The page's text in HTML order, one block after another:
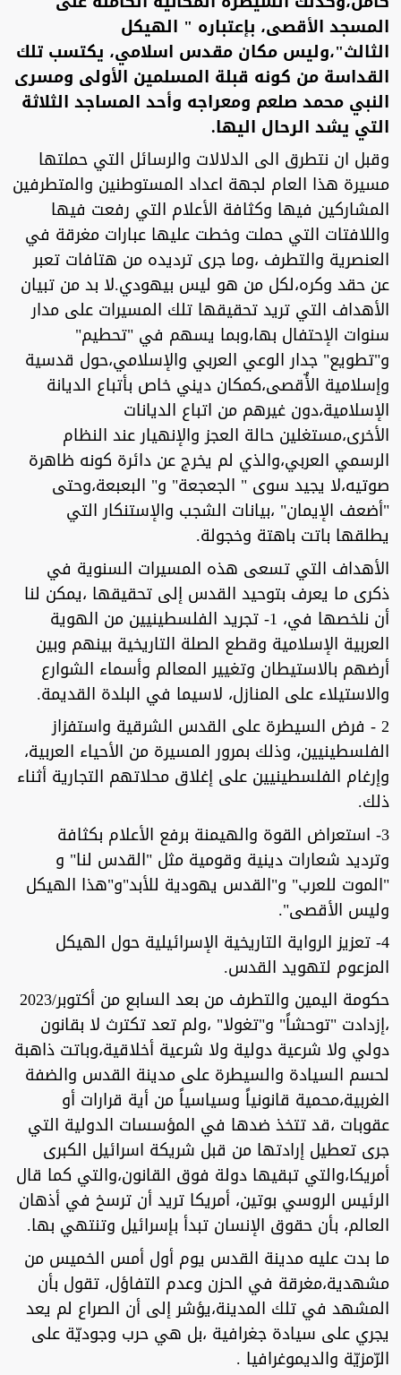
المسجد الأقصى، بإعتباره " الهيكل
الثالث"،وليس مكان مقدس اسلامي، يكتسب تلك
القداسة من كونه قبلة المسلمين الأولى ومسرى
النبي محمد صلعم ومعراجه وأحد المساجد الثلاثة
التي يشد الرحال اليها.
وقبل ان نتطرق الى الدلالات والرسائل التي حملتها
مسيرة هذا العام لجهة اعداد المستوطنين والمتطرفين
المشاركين فيها وكثافة الأعلام التي رفعت فيها
واللافتات التي حملت وخطت عليها عبارات مغرقة في
العنصرية والتطرف ،وما جرى ترديده من هتافات تعبر
عن حقد وكره،لكل من هو ليس بيهودي.لا بد من تبيان
الأهداف التي تريد تحقيقها تلك المسيرات على مدار
سنوات الإحتفال بها،وبما يسهم في "تحطيم"
و"تطويع" جدار الوعي العربي والإسلامي،حول قدسية
وإسلامية الأٌقصى،كمكان ديني خاص بأتباع الديانة
الإسلامية،دون غيرهم من اتباع الديانات
الأخرى،مستغلين حالة العجز والإنهيار عند النظام
الرسمي العربي،والذي لم يخرج عن دائرة كونه ظاهرة
صوتيه،لا يجيد سوى " الجعجعة" و" البعبعة،وحتى
"أضعف الإيمان" ،بيانات الشجب والإستنكار التي
يطلقها باتت باهتة وخجولة.
الأهداف التي تسعى هذه المسيرات السنوية في
ذكرى ما يعرف بتوحيد القدس إلى تحقيقها ،يمكن لنا
أن نلخصها في، 1- تجريد الفلسطينيين من الهوية
العربية الإسلامية وقطع الصلة التاريخية بينهم وبين
أرضهم بالاستيطان وتغيير المعالم وأسماء الشوارع
والاستيلاء على المنازل، لاسيما في البلدة القديمة.
2 - فرض السيطرة على القدس الشرقية واستفزاز
الفلسطينيين، وذلك بمرور المسيرة من الأحياء العربية،
وإرغام الفلسطينيين على إغلاق محلاتهم التجارية أثناء
ذلك.
3- استعراض القوة والهيمنة برفع الأعلام بكثافة
وترديد شعارات دينية وقومية مثل "القدس لنا" و
"الموت للعرب" و"القدس يهودية للأبد"و"هذا الهيكل
وليس الأقصى".
4- تعزيز الرواية التاريخية الإسرائيلية حول الهيكل
المزعوم لتهويد القدس.
حكومة اليمين والتطرف من بعد السابع من أكتوبر/2023
،إزدادت "توحشاً" و"تغولا" ،ولم تعد تكترث لا بقانون
دولي ولا شرعية دولية ولا شرعية أخلاقية،وباتت ذاهبة
لحسم السيادة والسيطرة على مدينة القدس والضفة
الغربية،محمية قانونياً وسياسياً من أية قرارات أو
عقوبات ،قد تتخذ ضدها في المؤسسات الدولية التي
جرى تعطيل إرادتها من قبل شريكة اسرائيل الكبرى
أمريكا،والتي تبقيها دولة فوق القانون،والتي كما قال
الرئيس الروسي بوتين، أمريكا تريد أن ترسخ في أذهان
العالم، بأن حقوق الإنسان تبدأ بإسرائيل وتنتهي بها.
ما بدت عليه مدينة القدس يوم أول أمس الخميس من
مشهدية،مغرقة في الحزن وعدم التفاؤل، تقول بأن
المشهد في تلك المدينة،يؤشر إلى أن الصراع لم يعد
يجري على سيادة جغرافية ،بل هي حرب وجوديّة على
الرّمزيّة والديموغرافيا .